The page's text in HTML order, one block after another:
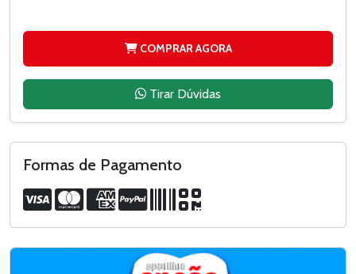
COMPRAR AGORA
Tirar Dúvidas
Formas de Pagamento